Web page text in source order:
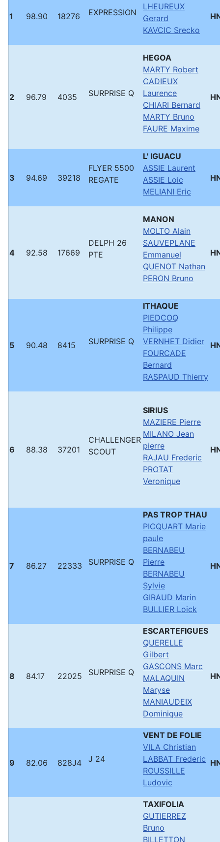
1 98.90 18276 EXPRESSION
LHEUREUX
Gerard
KAVCIC Srecko
2 96.79 4035 SURPRISE Q
HEGOA
MARTY Robert
CADIEUX
Laurence
CHIARI Bernard
MARTY Bruno
FAURE Maxime
3 94.69 39218
FLYER 5500
REGATE
L' IGUACU
ASSIE Laurent
ASSIE Loic
MELIANI Eric
4 92.58 17669
DELPH 26
PTE
MANON
MOLTO Alain
SAUVEPLANE
Emmanuel
QUENOT Nathan
PERON Bruno
5 90.48 8415 SURPRISE Q
ITHAQUE
PIEDCOQ
Philippe
VERNHET Didier
FOURCADE
Bernard
RASPAUD Thierry
6 88.38 37201
CHALLENGER
SCOUT
SIRIUS
MAZIERE Pierre
MILANO Jean
pierre
RAJAU Frederic
PROTAT
Veronique
7 86.27 22333 SURPRISE Q
PAS TROP THAU
PICQUART Marie
paule
BERNABEU
Pierre
BERNABEU
Sylvie
GIRAUD Marin
BULLIER Loick
8 84.17 22025 SURPRISE Q
ESCARTEFIGUES
QUERELLE
Gilbert
GASCONS Marc
MALAQUIN
Maryse
MANIAUDEIX
Dominique
9 82.06 828J4 J 24
VENT DE FOLIE
VILA Christian
LABBAT Frederic
ROUSSILLE
Ludovic
TAXIFOLIA
GUTIERREZ
Bruno
BILLETTON